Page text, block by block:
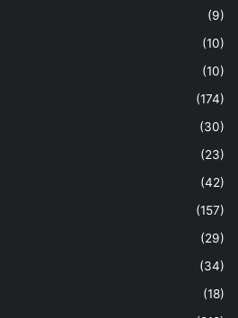
(9)
(10)
(10)
(174)
(30)
(23)
(42)
(157)
(29)
(34)
(18)